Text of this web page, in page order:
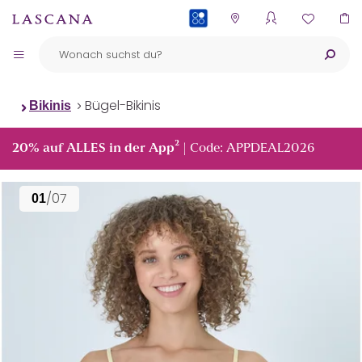
Bikinis Bügel-Bikinis
20% auf ALLES in der App² | Code: APPDEAL2026
01/07